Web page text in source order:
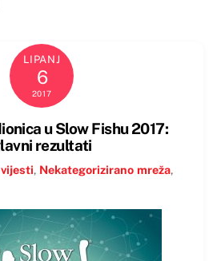
LIPANJ
6
2017
u Slow Fishu 2017:
rezultati
vijesti, Nekategorizirano mreža,